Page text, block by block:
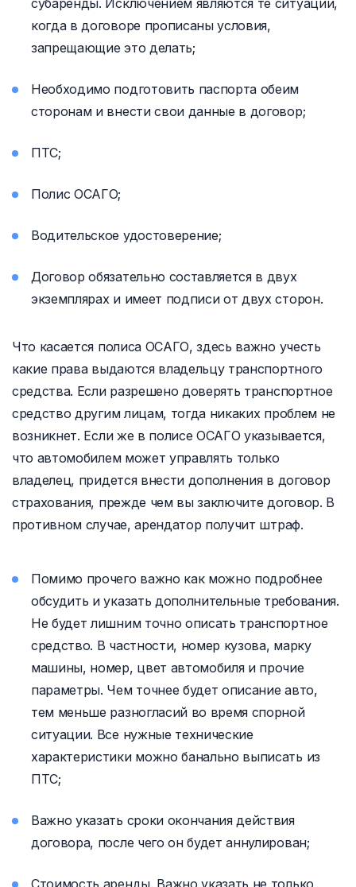
субаренды. Исключением являются те ситуации,
когда в договоре прописаны условия,
запрещающие это делать;
Необходимо подготовить паспорта обеим
сторонам и внести свои данные в договор;
ПТС;
Полис ОСАГО;
Водительское удостоверение;
Договор обязательно составляется в двух
экземплярах и имеет подписи от двух сторон.
Что касается полиса ОСАГО, здесь важно учесть
какие права выдаются владельцу транспортного
средства. Если разрешено доверять транспортное
средство другим лицам, тогда никаких проблем не
возникнет. Если же в полисе ОСАГО указывается,
что автомобилем может управлять только
владелец, придется внести дополнения в договор
страхования, прежде чем вы заключите договор. В
противном случае, арендатор получит штраф.
Помимо прочего важно как можно подробнее
обсудить и указать дополнительные требования.
Не будет лишним точно описать транспортное
средство. В частности, номер кузова, марку
машины, номер, цвет автомобиля и прочие
параметры. Чем точнее будет описание авто,
тем меньше разногласий во время спорной
ситуации. Все нужные технические
характеристики можно банально выписать из
ПТС;
Важно указать сроки окончания действия
договора, после чего он будет аннулирован;
Стоимость аренды. Важно указать не только